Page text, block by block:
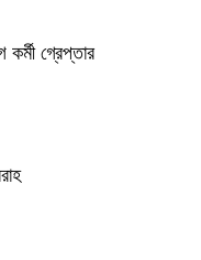
কর্মী গ্রেপ্তার